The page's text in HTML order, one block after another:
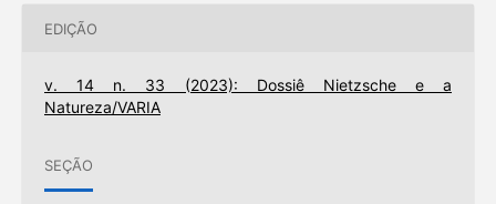
EDIÇÃO
v. 14 n. 33 (2023): Dossiê Nietzsche e a
Natureza/VARIA
SEÇÃO